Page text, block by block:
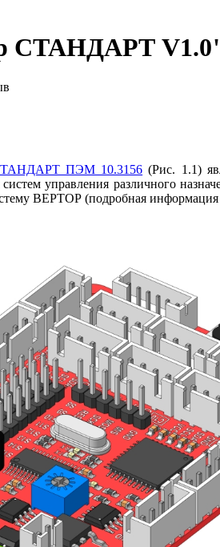
СТАНДАРТ
СТАНДАРТ ПЭМ 10.3156 (Рис. 1.1)
управления различного
ВЕРТОР (подробная информация